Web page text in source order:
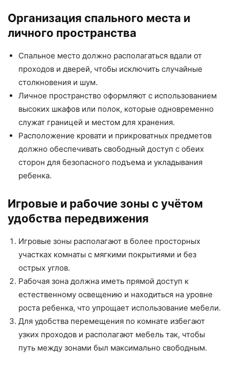
Организация спального места и
личного пространства
Спальное место должно располагаться вдали от
проходов и дверей, чтобы исключить случайные
столкновения и шум.
Личное пространство оформляют с использованием
высоких шкафов или полок, которые одновременно
служат границей и местом для хранения.
Расположение кровати и прикроватных предметов
должно обеспечивать свободный доступ с обеих
сторон для безопасного подъема и укладывания
ребенка.
Игровые и рабочие зоны с учётом
удобства передвижения
Игровые зоны располагают в более просторных
участках комнаты с мягкими покрытиями и без
острых углов.
Рабочая зона должна иметь прямой доступ к
естественному освещению и находиться на уровне
роста ребенка, что упрощает использование мебели.
Для удобства перемещения по комнате избегают
узких проходов и располагают мебель так, чтобы
путь между зонами был максимально свободным.